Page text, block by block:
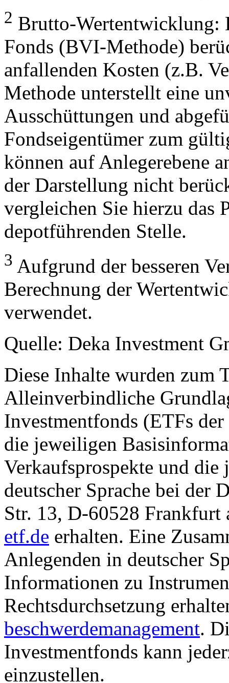
2 Brutto-Wertentwicklung:
Fonds (BVI-Methode)
anfallenden Kosten (z.B.
Methode unterstellt eine
Ausschüttungen und
Fondseigentümer zum
können auf Anlegerebene
der Darstellung nicht
vergleichen Sie hierzu das
depotführenden Stelle.
3 Aufgrund der besseren
Berechnung der
verwendet.
Quelle: Deka Investment
Diese Inhalte wurden zum
Alleinverbindliche
Investmentfonds (ETFs
die jeweiligen
Verkaufsprospekte und
deutscher Sprache bei der
Str. 13, D-60528
etf.de erhalten. Eine
Anlegenden in deutscher
Informationen zu
Rechtsdurchsetzung
beschwerdemanagement.
Investmentfonds kann
einzustellen.